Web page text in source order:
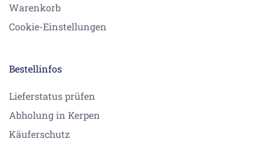
Warenkorb
Cookie-Einstellungen
Bestellinfos
Lieferstatus prüfen
Abholung in Kerpen
Käuferschutz